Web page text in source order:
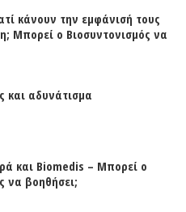
κάνουν την εμφάνισή τους
Μπορεί ο Βιοσυντονισμός να
και αδυνάτισμα
και Biomedis – Μπορεί ο
να βοηθήσει;